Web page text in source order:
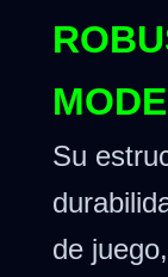
Su
de